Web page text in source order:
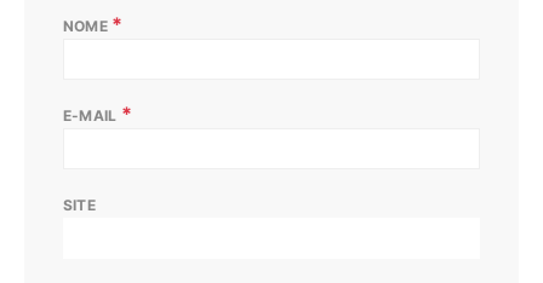
NOME *
E-MAIL *
SITE